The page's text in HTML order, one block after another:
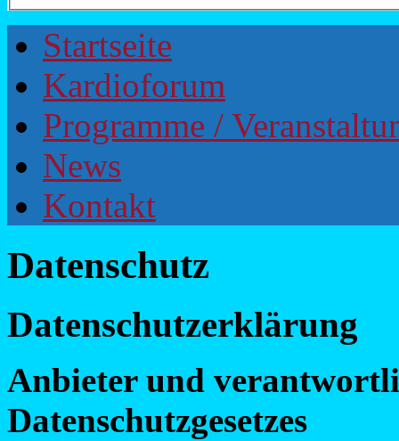
Startseite
Kardioforum
Programme /
News
Kontakt
Datenschutz
Datenschutzerklärung
Anbieter und
Datenschutzgesetzes